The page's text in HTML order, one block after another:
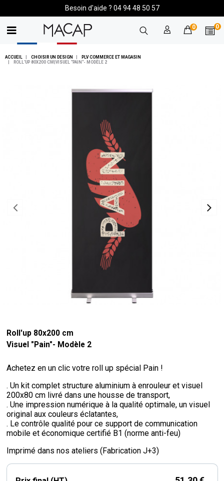
Besoin d'aide ? 04 94 48 50 57
0 0
ACCUEIL CHOISIR UN DESIGN
PLV COMMERCE ET MAGASIN
ROLL'UP 80X200 CM|VISUEL "PAIN"- MODÈLE 2
Roll'up 80x200 cm
Visuel "Pain"- Modèle 2
Achetez en un clic votre roll up spécial Pain !
. Un kit complet structure aluminium à enrouleur et visuel
200x80 cm livré dans une housse de transport,
. Une impression numérique à la qualité optimale, un visuel
original aux couleurs éclatantes,
. Le contrôle qualité pour ce support de communication
mobile et économique certifié B1 (norme anti-feu)
Imprimé dans nos ateliers (Fabrication J+3)